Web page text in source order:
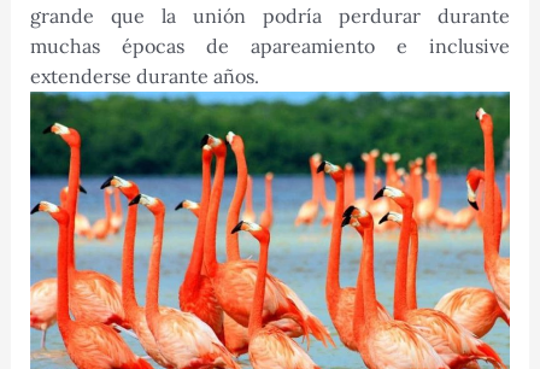
grande que la unión podría perdurar durante
muchas épocas de apareamiento e inclusive
extenderse durante años.